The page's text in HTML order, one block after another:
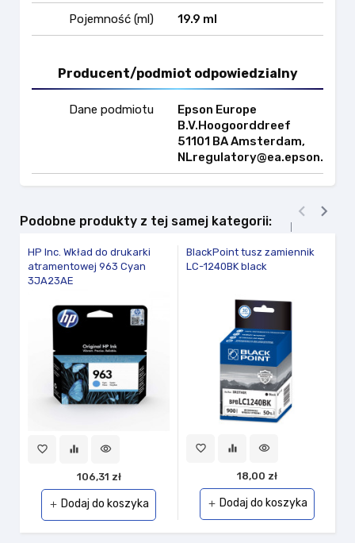
Pojemność (ml) 19.9 ml
Producent/podmiot odpowiedzialny
Dane podmiotu
Epson Europe
B.V.Hoogoorddreef
51101 BA Amsterdam,
NLregulatory@ea.epson.com
Podobne produkty z tej samej kategorii:
HP Inc. Wkład do drukarki
atramentowej 963 Cyan
3JA23AE
favorite_border equalizer visibility
106,31 zł
add Dodaj do koszyka
BlackPoint tusz zamiennik
LC-1240BK black
favorite_border equalizer visibility
18,00 zł
add Dodaj do koszyka
 